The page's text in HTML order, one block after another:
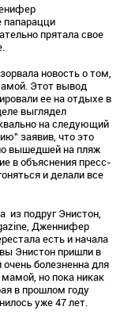
папарацци
прятала свое
новость о том,
Этот вывод
ее на отдыхе в
выглядел
на следующий
заявив, что это
вышедшей на пляж
в объяснения пресс-
и делали все
из подруг Энистон,
Дженнифер
есть и начала
Энистон пришли в
болезненна для
но пока никак
в прошлом году
уже 47 лет.